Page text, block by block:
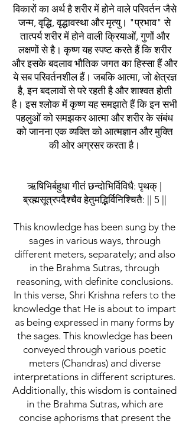
विकारों का अर्थ है शरीर में होने वाले परिवर्तन जैसे
जन्म, वृद्धि, वृद्धावस्था और मृत्यु। "प्रभाव" से
तात्पर्य शरीर में होने वाली क्रियाओं, गुणों और
लक्षणों से है। कृष्ण यह स्पष्ट करते हैं कि शरीर
और इसके बदलाव भौतिक जगत का हिस्सा हैं और
ये सब परिवर्तनशील हैं। जबकि आत्मा, जो क्षेत्रज्ञ
है, इन बदलावों से परे रहती है और शाश्वत होती
है। इस श्लोक में कृष्ण यह समझाते हैं कि इन सभी
पहलुओं को समझकर आत्मा और शरीर के संबंध
को जानना एक व्यक्ति को आत्मज्ञान और मुक्ति
की ओर अग्रसर करता है।
ऋषिभिर्बहुधा गीतं छन्दोभिर्विविधै: पृथक् |
ब्रह्मसूत्रपदैश्चैव हेतुमद्भिर्विनिश्चितै: || 5 ||
This knowledge has been sung by the
sages in various ways, through
different meters, separately; and also
in the Brahma Sutras, through
reasoning, with definite conclusions.
In this verse, Shri Krishna refers to the
knowledge that He is about to impart
as being expressed in many forms by
the sages. This knowledge has been
conveyed through various poetic
meters (Chandras) and diverse
interpretations in different scriptures.
Additionally, this wisdom is contained
in the Brahma Sutras, which are
concise aphorisms that present the